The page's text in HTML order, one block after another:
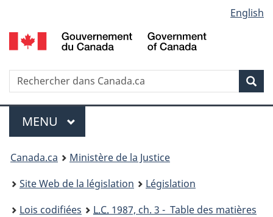
au
contenu
propos
de
la
HTML
simplifiée
selection
English
Recherche
Menu
MENU PRINCIPAL
You
are
here:
Canada.ca
Ministère de la Justice
Site Web de la législation
Législation
Lois codifiées
L.C. 1987, ch. 3 - Table des matières